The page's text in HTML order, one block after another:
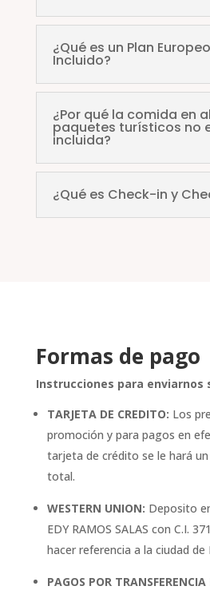
¿Qué es un Plan
Incluido?
¿Por qué la comida en
paquetes turísticos no
incluida?
¿Qué es Check-in y
Formas de pago
Instrucciones para enviarnos
TARJETA DE CREDITO: Los
promoción y para pagos en
tarjeta de crédito se le hará
total.
WESTERN UNION: Deposito
EDY RAMOS SALAS con C.I.
hacer referencia a la ciudad
PAGOS POR